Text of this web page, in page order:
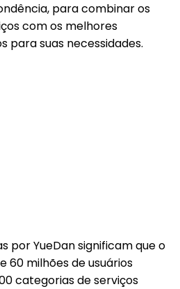
para combinar os
com os melhores
para suas necessidades.
por YueDan significam que o
60 milhões de usuários
categorias de serviços